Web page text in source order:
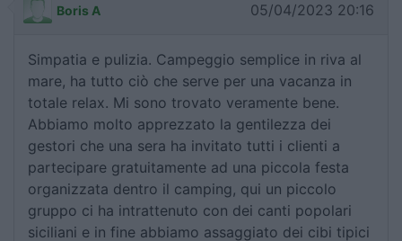
Boris A 05/04/2023 20:16
Simpatia e pulizia. Campeggio semplice in riva al
mare, ha tutto ciò che serve per una vacanza in
totale relax. Mi sono trovato veramente bene.
Abbiamo molto apprezzato la gentilezza dei
gestori che una sera ha invitato tutti i clienti a
partecipare gratuitamente ad una piccola festa
organizzata dentro il camping, qui un piccolo
gruppo ci ha intrattenuto con dei canti popolari
siciliani e in fine abbiamo assaggiato dei cibi tipici